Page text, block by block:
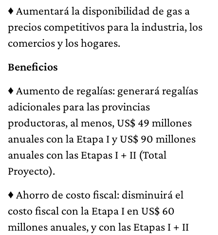
♦ Aumentará la disponibilidad de gas a
precios competitivos para la industria, los
comercios y los hogares.
Beneficios
♦ Aumento de regalías: generará regalías
adicionales para las provincias
productoras, al menos, US$ 49 millones
anuales con la Etapa I y US$ 90 millones
anuales con las Etapas I + II (Total
Proyecto).
♦ Ahorro de costo fiscal: disminuirá el
costo fiscal con la Etapa I en US$ 60
millones anuales, y con las Etapas I + II